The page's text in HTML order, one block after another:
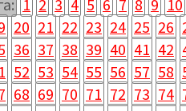
1 2 3 4 5 6 7 8 9 10
20 21 22 23 24 25 26
36 37 38 39 40 41 42
52 53 54 55 56 57 58
68 69 70 71 72 73 74